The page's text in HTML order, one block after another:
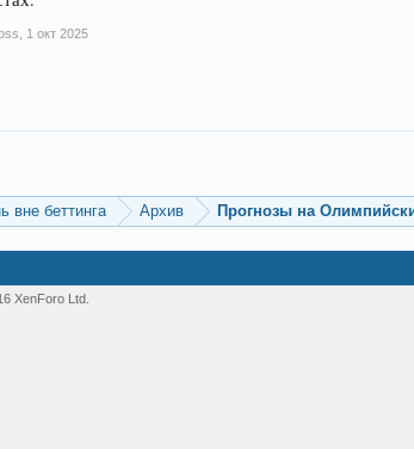
1 окт 2025
вне беттинга Архив Прогнозы на
XenForo Ltd.